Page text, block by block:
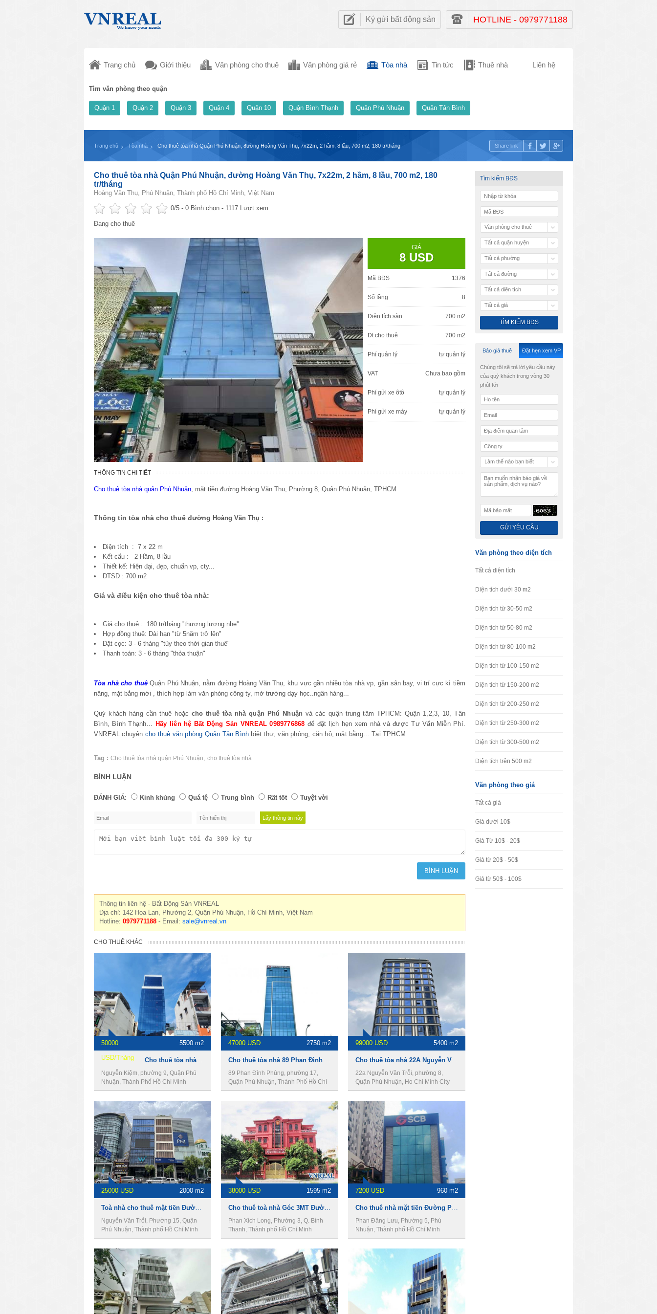
Ký gửi bất động sản HOTLINE - 0979771188
Trang chủ Giới thiệu Văn phòng cho thuê Văn phòng giá rẻ Tòa nhà Tin tức Thuê nhà Liên hệ
Tìm văn phòng theo quận
Quận 1 Quận 2 Quận 3 Quận 4 Quận 10 Quận Bình Thạnh Quận Phú Nhuận Quận Tân Bình
Trang chủ Tòa nhà Cho thuê tòa nhà Quận Phú Nhuận, đường Hoàng Văn Thụ, 7x22m, 2 hầm, 8 lầu, 700 m2, 180 tr/tháng Share link
Cho thuê tòa nhà Quận Phú Nhuận, đường Hoàng Văn Thụ, 7x22m, 2 hầm, 8 lầu, 700 m2, 180
tr/tháng
Hoàng Văn Thụ, Phú Nhuận, Thành phố Hồ Chí Minh, Việt Nam
0/5 - 0 Bình chọn - 1117 Lượt xem
Đang cho thuê
GIÁ
8 USD
Mã BĐS 1376
Số tầng 8
Diện tích sàn 700 m2
Dt cho thuê 700 m2
Phí quản lý tự quản lý
VAT Chưa bao gồm
Phí gửi xe ôtô tự quản lý
Phí gửi xe máy tự quản lý
THÔNG TIN CHI TIẾT
Cho thuê tòa nhà quận Phú Nhuận mặt tiền đường Hoàng Văn Thụ, Phường 8, Quận Phú Nhuận, TPHCM
Thông tin tòa nhà cho thuê đường Hoàng Văn Thụ :
Diện tích : 7 x 22 m
Kết cấu : 2 Hầm, 8 lầu
Thiết kế: Hiện đại, đẹp, chuẩn vp, cty...
DTSD : 700 m2
Giá và điều kiện cho thuê tòa nhà:
Giá cho thuê : 180 tr/tháng ''thương lượng nhẹ''
Hợp đồng thuê: Dài hạn "từ 5năm trở lên"
Đặt cọc: 3 - 6 tháng "tùy theo thời gian thuê"
Thanh toán: 3 - 6 tháng "thỏa thuận"
Tòa nhà cho thuêQuận Phú Nhuận nằm đường Hoàng Văn Thụ , khu vực gần nhiều tòa nhà vp, gần sân bay, vị trí cực kì tiềm
năng, mặt bằng mới , thích hợp làm văn phòng công ty, mở trường dạy học..ngân hàng...
Quý khách hàng cần thuê hoặc cho thuê tòa nhà quận Phú Nhuận và các quận trung tâm TPHCM: Quận 1,2,3, 10, Tân
Bình, Bình Thạnh…Hãy liên hệ Bất Động Sản VNREAL 0989776868 để đặt lịch hẹn xem nhà và được Tư Vấn Miễn Phí.
VNREAL chuyên cho thuê văn phòng Quận Tân Bình biệt thự, văn phòng, căn hộ, mặt bằng… Tại TPHCM
Tag : Cho thuê tòa nhà quận Phú Nhuận cho thuê tòa nhà
BÌNH LUẬN
ĐÁNH GIÁ: Kinh khủng Quá tệ Trung bình Rất tốt Tuyệt vời
Thông tin liên hệ - Bất Động Sản VNREAL
Địa chỉ: 142 Hoa Lan, Phường 2, Quận Phú Nhuận, Hồ Chí Minh, Việt Nam
Hotline: 0979771188 - Email: sale@vnreal.vn
CHO THUÊ KHÁC
50000
USD/Tháng
5500 m2
Cho thuê tòa nhà 497 Nguyễn Kiệm, Phú Nhuận, 16x50m, 2 hầm, 12 lầu, 5500m2.
Nguyễn Kiệm, phường 9, Quận Phú
Nhuận, Thành Phố Hồ Chí Minh
47000 USD 2750 m2
89 Phan Đình Phùng, phường 17,
Quận Phú Nhuận, Thành Phố Hồ Chí
Minh
99000 USD 5400 m2
22a Nguyễn Văn Trỗi, phường 8,
Quận Phú Nhuận, Ho Chi Minh City
25000 USD 2000 m2
Toà nhà cho thuê mặt tiền Đường Nguyễn Văn Trỗi, DT 10 x 30m, 1 hầm 8 lầu, Giá 25000usd
Nguyễn Văn Trỗi, Phường 15, Quận
Phú Nhuận, Thành phố Hồ Chí Minh
38000 USD 1595 m2
Cho thuê toà nhà Góc 3MT Đường Phan Xích Long, DT 38 x 26m, 4 lầu, Giá 38000usd
Phan Xích Long, Phường 3, Q. Bình
Thạnh, Thành phố Hồ Chí Minh
7200 USD 960 m2
Phan Đăng Lưu, Phường 5, Phú
Nhuận, Thành phố Hồ Chí Minh
Tìm kiếm BĐS
Văn phòng cho thuê
Tất cả quận huyện
Tất cả phường
Tất cả đường
Tất cả diện tích
Tất cả giá
Báo giá thuê Đặt hẹn xem VP
Chúng tôi sẽ trả lời yêu cầu này
của quý khách trong vòng 30
phút tới
Làm thế nào bạn biết
Văn phòng theo diện tích
Tất cả diện tích
Diện tích dưới 30 m2
Diện tích từ 30-50 m2
Diện tích từ 50-80 m2
Diện tích từ 80-100 m2
Diện tích từ 100-150 m2
Diện tích từ 150-200 m2
Diện tích từ 200-250 m2
Diện tích từ 250-300 m2
Diện tích từ 300-500 m2
Diện tích trên 500 m2
Văn phòng theo giá
Tất cả giá
Giá dưới 10$
Giá Từ 10$ - 20$
Giá từ 20$ - 50$
Giá từ 50$ - 100$